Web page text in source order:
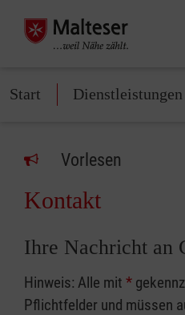
Start Dienstleistungen
Vorlesen
Kontakt
Ihre Nachricht an
Hinweis: Alle mit *
Pflichtfelder und müssen